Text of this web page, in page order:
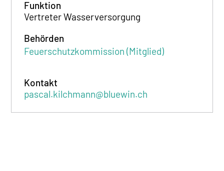
Funktion
Vertreter Wasserversorgung
Behörden
Feuerschutzkommission (Mitglied)
Kontakt
pascal.kilchmann@bluewin.ch